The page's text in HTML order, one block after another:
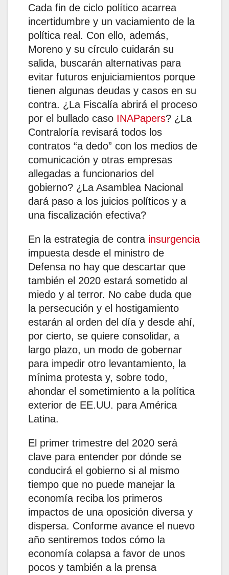
Cada fin de ciclo político acarrea
incertidumbre y un vaciamiento de la
política real. Con ello, además,
Moreno y su círculo cuidarán su
salida, buscarán alternativas para
evitar futuros enjuiciamientos porque
tienen algunas deudas y casos en su
contra. ¿La Fiscalía abrirá el proceso
por el bullado caso INAPapers? ¿La
Contraloría revisará todos los
contratos “a dedo” con los medios de
comunicación y otras empresas
allegadas a funcionarios del
gobierno? ¿La Asamblea Nacional
dará paso a los juicios políticos y a
una fiscalización efectiva?
En la estrategia de contra insurgencia
impuesta desde el ministro de
Defensa no hay que descartar que
también el 2020 estará sometido al
miedo y al terror. No cabe duda que
la persecución y el hostigamiento
estarán al orden del día y desde ahí,
por cierto, se quiere consolidar, a
largo plazo, un modo de gobernar
para impedir otro levantamiento, la
mínima protesta y, sobre todo,
ahondar el sometimiento a la política
exterior de EE.UU. para América
Latina.
El primer trimestre del 2020 será
clave para entender por dónde se
conducirá el gobierno si al mismo
tiempo que no puede manejar la
economía reciba los primeros
impactos de una oposición diversa y
dispersa. Conforme avance el nuevo
año sentiremos todos cómo la
economía colapsa a favor de unos
pocos y también a la prensa